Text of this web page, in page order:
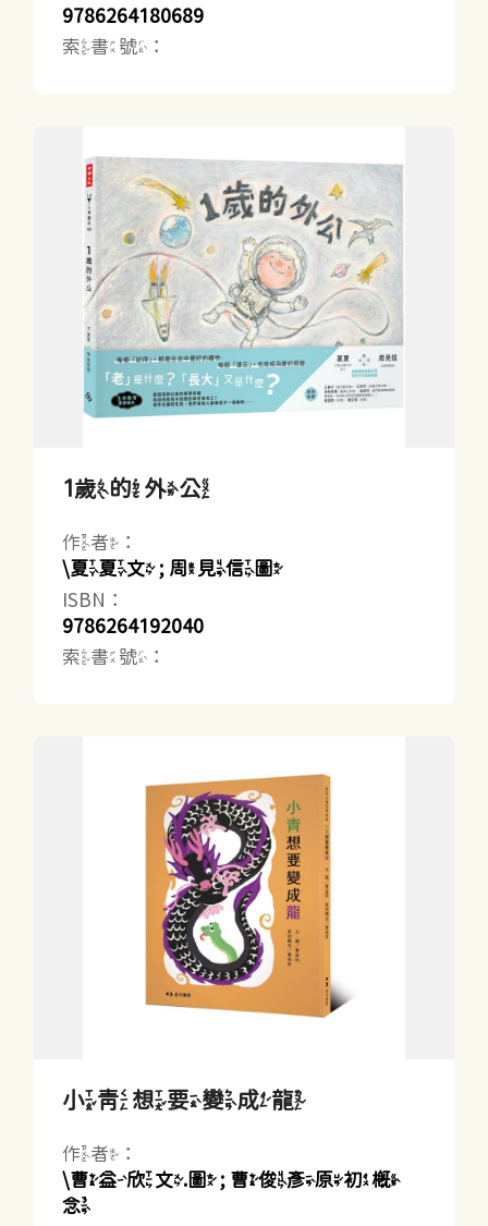
9786264180689
索書號：
1歲的外公
作者：
\夏夏文 ; 周見信圖
ISBN：
9786264192040
索書號：
小青想要變成龍
作者：
\曹益欣文.圖 ; 曹俊彥原初概
念